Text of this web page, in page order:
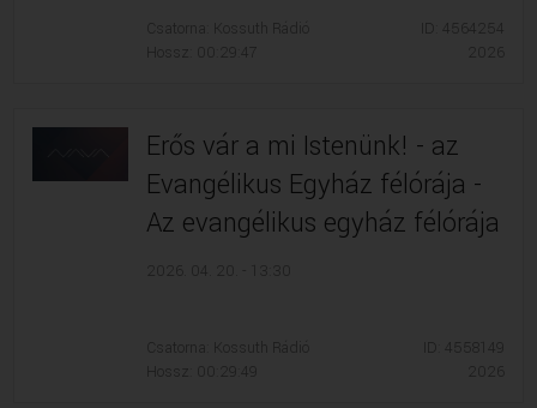
Csatorna: Kossuth Rádió
Hossz: 00:29:47
ID: 4564254
Erős vár a mi Istenünk! - az
Evangélikus Egyház félórája -
Az evangélikus egyház félórája
2026. 04. 20. - 13:30
Csatorna: Kossuth Rádió
Hossz: 00:29:49
ID: 4558149